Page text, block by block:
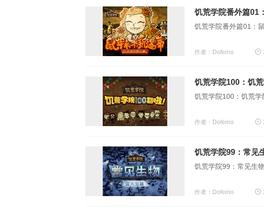
下载4399游戏盒，玩游戏领取精
饥荒学院番外篇01
饥荒学院番外篇01：
作者：Dofeino
饥荒学院100：饥
饥荒学院100：饥荒学
作者：Dofeino
饥荒学院99：常见
饥荒学院99：常见生
作者：Dofeino